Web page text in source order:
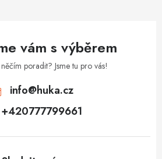
vám s výběrem
poradit? Jsme tu pro vás!
info@huka.cz
+420777799661